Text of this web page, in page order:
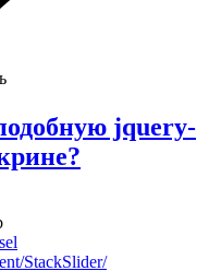
jquery-
StackSlider/